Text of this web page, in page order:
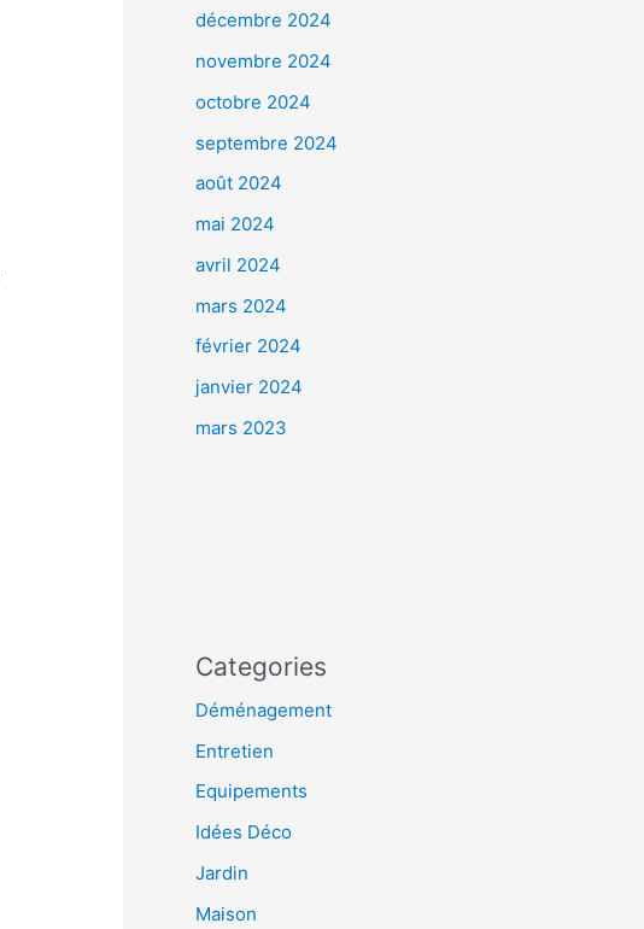
décembre 2024
novembre 2024
octobre 2024
septembre 2024
août 2024
mai 2024
avril 2024
mars 2024
février 2024
janvier 2024
mars 2023
Categories
Déménagement
Entretien
Equipements
Idées Déco
Jardin
Maison